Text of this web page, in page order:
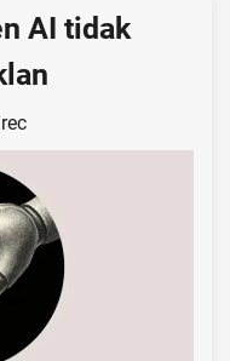
AI tidak